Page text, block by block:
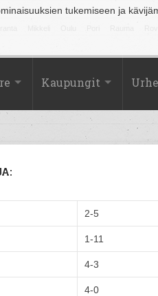
tukemiseen ja
Kaupungit
2-5
1-11
4-3
4-0